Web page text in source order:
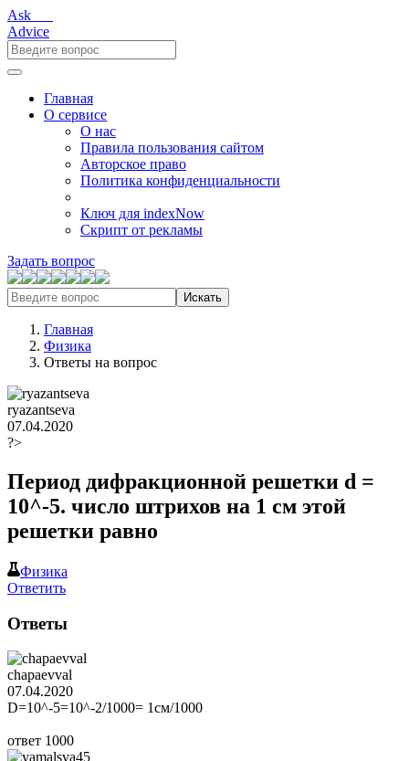
Ask___
Advice
Главная
О сервисе
О нас
Правила пользования сайтом
Авторское право
Политика конфиденциальности
Ключ для indexNow
Скрипт от рекламы
Задать вопрос
Искать
Главная
Физика
Ответы на вопрос
ryazantseva
07.04.2020
?>
Период дифракционной решетки d =
10^-5. число штрихов на 1 см этой
решетки равно
Физика
Ответить
Ответы
chapaevval
07.04.2020
D=10^-5=10^-2/1000= 1cм/1000
ответ 1000